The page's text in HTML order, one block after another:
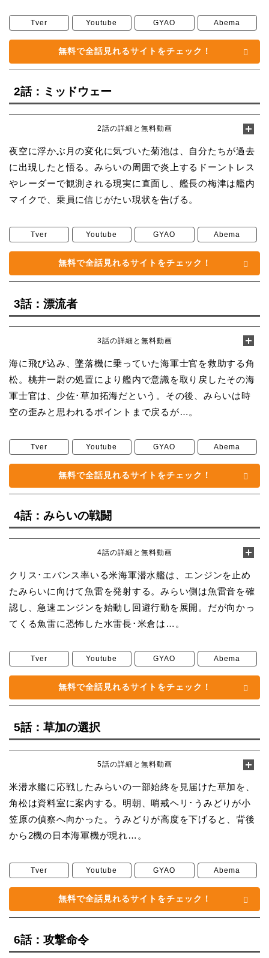
Tver Youtube GYAO Abema
無料で全話見れるサイトをチェック！
2話：ミッドウェー
2話の詳細と無料動画
夜空に浮かぶ月の変化に気づいた菊池は、自分たちが過去
に出現したと悟る。みらいの周囲で炎上するドーントレス
やレーダーで観測される現実に直面し、艦長の梅津は艦内
マイクで、乗員に信じがたい現状を告げる。
Tver Youtube GYAO Abema
無料で全話見れるサイトをチェック！
3話：漂流者
3話の詳細と無料動画
海に飛び込み、墜落機に乗っていた海軍士官を救助する角
松。桃井一尉の処置により艦内で意識を取り戻したその海
軍士官は、少佐･草加拓海だという。その後、みらいは時
空の歪みと思われるポイントまで戻るが…。
Tver Youtube GYAO Abema
無料で全話見れるサイトをチェック！
4話：みらいの戦闘
4話の詳細と無料動画
クリス･エバンス率いる米海軍潜水艦は、エンジンを止め
たみらいに向けて魚雷を発射する。みらい側は魚雷音を確
認し、急速エンジンを始動し回避行動を展開。だが向かっ
てくる魚雷に恐怖した水雷長･米倉は…。
Tver Youtube GYAO Abema
無料で全話見れるサイトをチェック！
5話：草加の選択
5話の詳細と無料動画
米潜水艦に応戦したみらいの一部始終を見届けた草加を、
角松は資料室に案内する。明朝、哨戒ヘリ･うみどりが小
笠原の偵察へ向かった。うみどりが高度を下げると、背後
から2機の日本海軍機が現れ…。
Tver Youtube GYAO Abema
無料で全話見れるサイトをチェック！
6話：攻撃命令